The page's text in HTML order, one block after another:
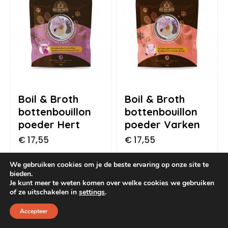
Dog Pawty
Hondentuin abonnement
Reservatieoverzicht
Hondentuin abonnement
Winkelwagen
Boil & Broth
bottenbouillon
poeder Hert
€17,55
Boil & Broth
bottenbouillon
poeder Varken
€17,55
We gebruiken cookies om je de beste ervaring op onze site te
bieden.
Je kunt meer te weten komen over welke cookies we gebruiken
of ze uitschakelen in settings.
Accepteer